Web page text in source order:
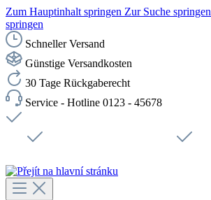
Zum Hauptinhalt springen Zur Suche springen
springen
Schneller Versand
Günstige Versandkosten
30 Tage Rückgaberecht
Service - Hotline 0123 - 45678